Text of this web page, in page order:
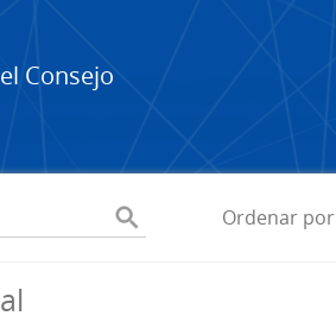
Consejo
Ordenar por